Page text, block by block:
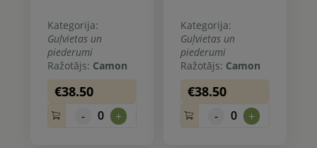
Kategorija:
Guļvietas un
piederumi
Ražotājs: Camon
€38.50
- 0 +
Kategorija:
Guļvietas un
piederumi
Ražotājs: Camon
€38.50
- 0 +